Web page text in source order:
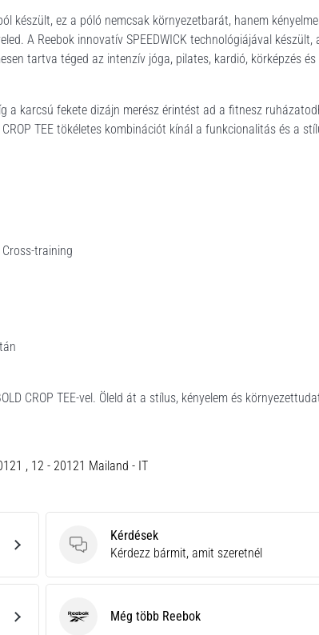
készült, ez a póló nemcsak környezetbarát, hanem
A Reebok innovatív SPEEDWICK technológiájával készült,
tartva téged az intenzív jóga, pilates, kardió, körképzés és
a karcsú fekete dizájn merész érintést ad a fitnesz
TEE tökéletes kombinációt kínál a funkcionalitás és a
training
CROP TEE-vel. Öleld át a stílus, kényelem és
, 12 - 20121 Mailand - IT
Kérdések
Kérdések
Kérdezz bármit, amit szeretnél
ReebokMég több Reebok